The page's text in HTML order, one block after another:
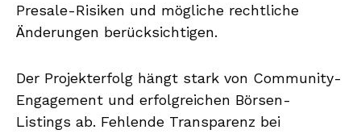
Presale-Risiken und mögliche rechtliche
Änderungen berücksichtigen.
Der Projekterfolg hängt stark von Community-
Engagement und erfolgreichen Börsen-
Listings ab. Fehlende Transparenz bei